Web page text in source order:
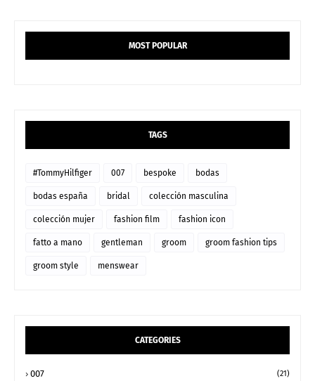
MOST POPULAR
TAGS
#TommyHilfiger 007 bespoke bodas
bodas españa bridal colección masculina
colección mujer fashion film fashion icon
fatto a mano gentleman groom groom fashion tips
groom style menswear
CATEGORIES
007 (21)